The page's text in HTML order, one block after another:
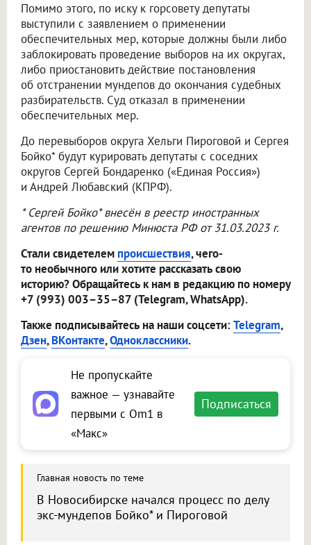
Помимо этого, по иску к горсовету депутаты
выступили с заявлением о применении
обеспечительных мер, которые должны были либо
заблокировать проведение выборов на их округах,
либо приостановить действие постановления
об отстранении мундепов до окончания судебных
разбирательств. Суд отказал в применении
обеспечительных мер.
До перевыборов округа Хельги Пироговой и Сергея
Бойко* будут курировать депутаты с соседних
округов Сергей Бондаренко («Единая Россия»)
и Андрей Любавский (КПРФ).
* Сергей Бойко* внесён в реестр иностранных
агентов по решению Минюста РФ от 31.03.2023 г.
Стали свидетелем происшествия, чего-
то необычного или хотите рассказать свою
историю? Обращайтесь к нам в редакцию по номеру
+7 (993) 003–35–87 (Telegram, WhatsApp).
Также подписывайтесь на наши соцсети:Telegram,
Дзен,ВКонтакте,Одноклассники.
Не пропускайте
важное — узнавайте
первыми с Om1 в
«Макс»
Подписаться
Главная новость по теме
В Новосибирске начался процесс по делу
экс-мундепов Бойко* и Пироговой